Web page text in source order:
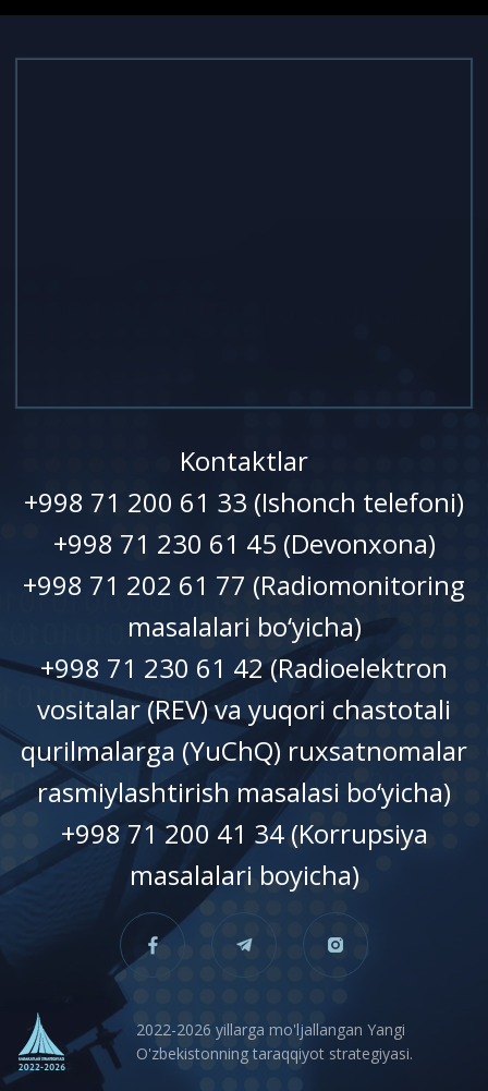
Kontaktlar
+998 71 200 61 33 (Ishonch telefoni)
+998 71 230 61 45 (Devonxonа)
+998 71 202 61 77 (Radiomonitoring
masalalari bo‘yicha)
+998 71 230 61 42 (Radioelektron
vositalar (REV) va yuqori chastotali
qurilmalarga (YuChQ) ruxsatnomalar
rasmiylashtirish masalasi bo‘yicha)
+998 71 200 41 34 (Korrupsiya
masalalari boyicha)
2022-2026 yillarga mo'ljallangan Yangi
O'zbekistonning taraqqiyot strategiyasi.